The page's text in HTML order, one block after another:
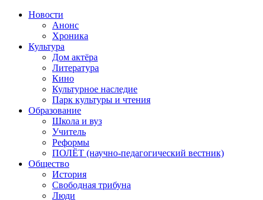
Новости
Анонс
Хроника
Культура
Дом актёра
Литература
Кино
Культурное наследие
Парк культуры и чтения
Образование
Школа и вуз
Учитель
Реформы
ПОЛЁТ (научно-педагогический вестник)
Общество
История
Свободная трибуна
Люди